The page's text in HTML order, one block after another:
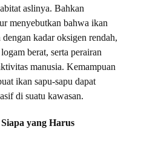
aslinya. Bahkan
menyebutkan bahwa ikan
kadar oksigen rendah,
berat, serta perairan
manusia. Kemampuan
ikan sapu-sapu dapat
di suatu kawasan.
yang Harus